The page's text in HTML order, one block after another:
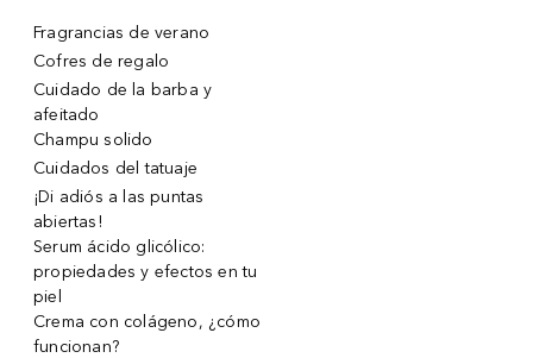
Fragrancias de verano
Cofres de regalo
Cuidado de la barba y
afeitado
Champu solido
Cuidados del tatuaje
¡Di adiós a las puntas
abiertas!
Serum ácido glicólico:
propiedades y efectos en tu
piel
Crema con colágeno, ¿cómo
funcionan?